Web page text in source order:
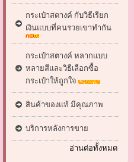
กระเป๋าสตางค์ กับวิธีเรียก
เงินแบบที่คนรวยเขาทำกัน
กระเป๋าสตางค์ หลากแบบ
หลายสีและวิธีเลือกซื้อ
กระเป๋าให้ถูกใจ
สินค้าของแท้ มีคุณภาพ
บริการหลังการขาย
อ่านต่อทั้งหมด